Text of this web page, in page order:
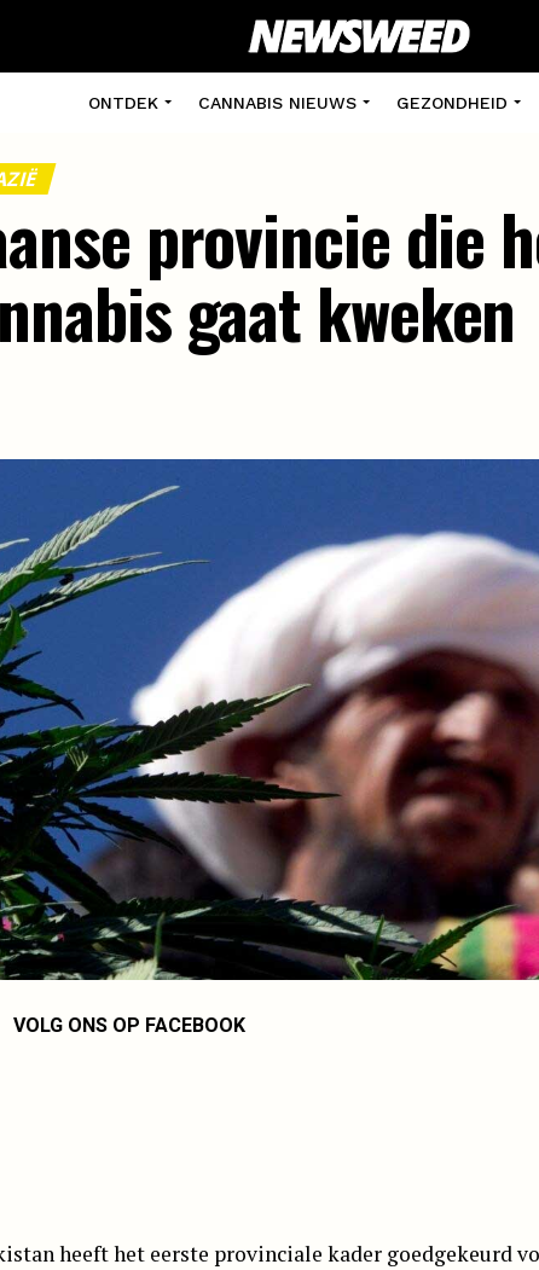
ONTDEK CANNABIS NIEUWS GEZONDHEID
provincie die
gaat kweken
VOLG ONS OP FACEBOOK
heeft het eerste provinciale kader goedgekeurd